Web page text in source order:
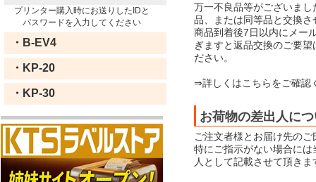
プリンター購入時にお送りしたIDと
パスワードを入力してください
・B-EV4
・KP-20
・KP-30
万一不良品等がございま
品、または同等品と交換
商品到着後7日以内にメー
ぎますと返品交換のご要
ださい。
⇒詳しくはこちらをご確認
お荷物の差出人に
ご注文者様とお届け先の
特にご指示がない場合に
人として記載させて頂きま